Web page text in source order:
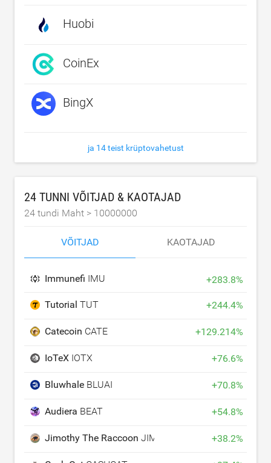
Huobi
CoinEx
BingX
ja 14 teist krüptovahetust
24 TUNNI VÕITJAD & KAOTAJAD
24 tundi Maht > 10000000
VÕITJAD KAOTAJAD
Immunefi IMU +283.8%
Tutorial TUT +244.4%
Catecoin CATE +129.214%
IoTeX IOTX +76.6%
Bluwhale BLUAI +70.8%
Audiera BEAT +54.8%
Jimothy The Raccoon JIMOTHY +38.2%